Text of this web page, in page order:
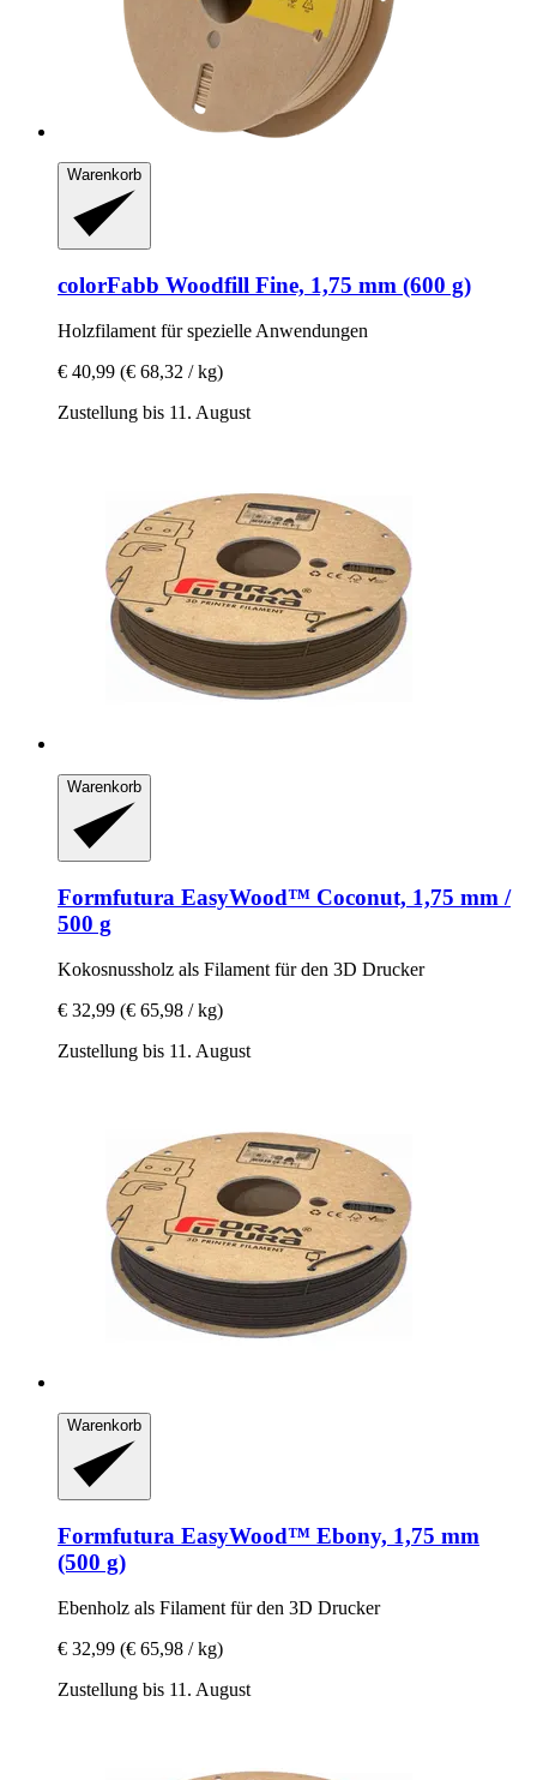
Warenkorb
colorFabb Woodfill Fine, 1,75 mm (600 g)
Holzfilament für spezielle Anwendungen
€ 40,99 (€ 68,32 / kg)
Zustellung bis 11. August
Warenkorb
Formfutura EasyWood™ Coconut, 1,75 mm /
500 g
Kokosnussholz als Filament für den 3D Drucker
€ 32,99 (€ 65,98 / kg)
Zustellung bis 11. August
Warenkorb
Formfutura EasyWood™ Ebony, 1,75 mm
(500 g)
Ebenholz als Filament für den 3D Drucker
€ 32,99 (€ 65,98 / kg)
Zustellung bis 11. August